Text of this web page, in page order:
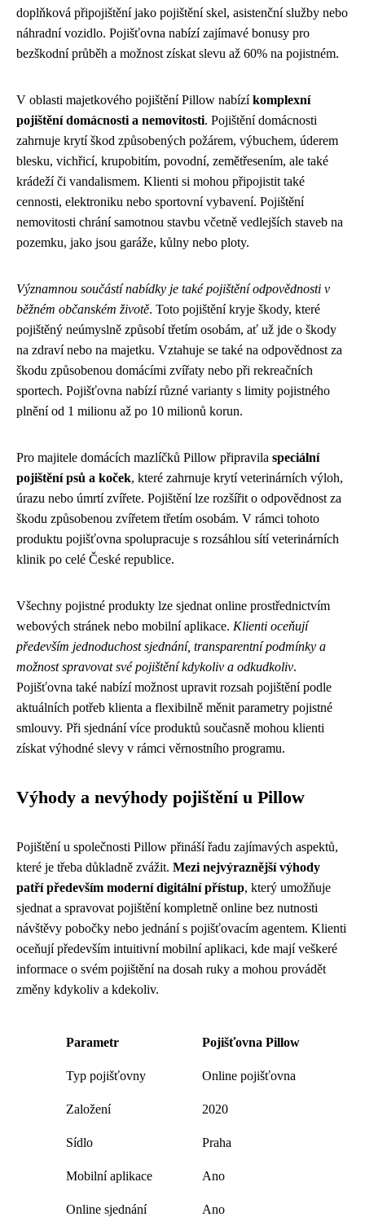
doplňková připojištění jako pojištění skel, asistenční služby nebo
náhradní vozidlo. Pojišťovna nabízí zajímavé bonusy pro
bezškodní průběh a možnost získat slevu až 60% na pojistném.
V oblasti majetkového pojištění Pillow nabízíkomplexní
pojištění domácnosti a nemovitosti. Pojištění domácnosti
zahrnuje krytí škod způsobených požárem, výbuchem, úderem
blesku, vichřicí, krupobitím, povodní, zemětřesením, ale také
krádeží či vandalismem. Klienti si mohou připojistit také
cennosti, elektroniku nebo sportovní vybavení. Pojištění
nemovitosti chrání samotnou stavbu včetně vedlejších staveb na
pozemku, jako jsou garáže, kůlny nebo ploty.
Významnou součástí nabídky je také pojištění odpovědnosti v
běžném občanském životě. Toto pojištění kryje škody, které
pojištěný neúmyslně způsobí třetím osobám, ať už jde o škody
na zdraví nebo na majetku. Vztahuje se také na odpovědnost za
škodu způsobenou domácími zvířaty nebo při rekreačních
sportech. Pojišťovna nabízí různé varianty s limity pojistného
plnění od 1 milionu až po 10 milionů korun.
Pro majitele domácích mazlíčků Pillow připravila speciální
pojištění psů a koček, které zahrnuje krytí veterinárních výloh,
úrazu nebo úmrtí zvířete. Pojištění lze rozšířit o odpovědnost za
škodu způsobenou zvířetem třetím osobám. V rámci tohoto
produktu pojišťovna spolupracuje s rozsáhlou sítí veterinárních
klinik po celé České republice.
Všechny pojistné produkty lze sjednat online prostřednictvím
webových stránek nebo mobilní aplikace. Klienti oceňují
především jednoduchost sjednání, transparentní podmínky a
možnost spravovat své pojištění kdykoliv a odkudkoliv.
Pojišťovna také nabízí možnost upravit rozsah pojištění podle
aktuálních potřeb klienta a flexibilně měnit parametry pojistné
smlouvy. Při sjednání více produktů současně mohou klienti
získat výhodné slevy v rámci věrnostního programu.
Výhody a nevýhody pojištění u Pillow
Pojištění u společnosti Pillow přináší řadu zajímavých aspektů,
které je třeba důkladně zvážit. Mezi nejvýraznější výhody
patří především moderní digitální přístup, který umožňuje
sjednat a spravovat pojištění kompletně online bez nutnosti
návštěvy pobočky nebo jednání s pojišťovacím agentem. Klienti
oceňují především intuitivní mobilní aplikaci, kde mají veškeré
informace o svém pojištění na dosah ruky a mohou provádět
změny kdykoliv a kdekoliv.
Parametr Pojišťovna Pillow
Typ pojišťovny Online pojišťovna
Založení 2020
Sídlo Praha
Mobilní aplikace Ano
Online sjednání Ano